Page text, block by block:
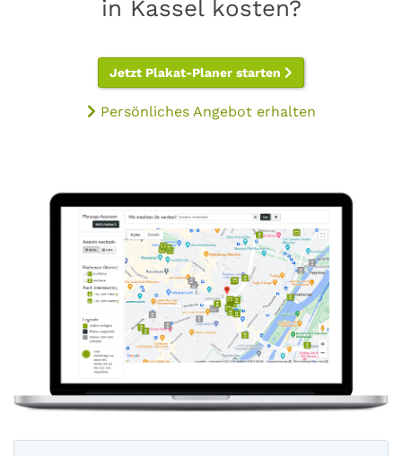
in Kassel kosten?
Jetzt Plakat-Planer starten
Persönliches Angebot erhalten